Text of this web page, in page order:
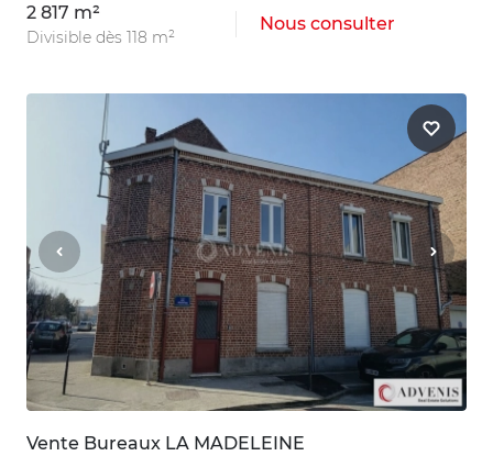
2 817 m²
Divisible dès 118 m²
Nous consulter
Vente Bureaux LA MADELEINE